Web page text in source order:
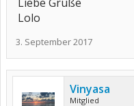
Lolo
3. September 2017
Vinyasa
Mitglied